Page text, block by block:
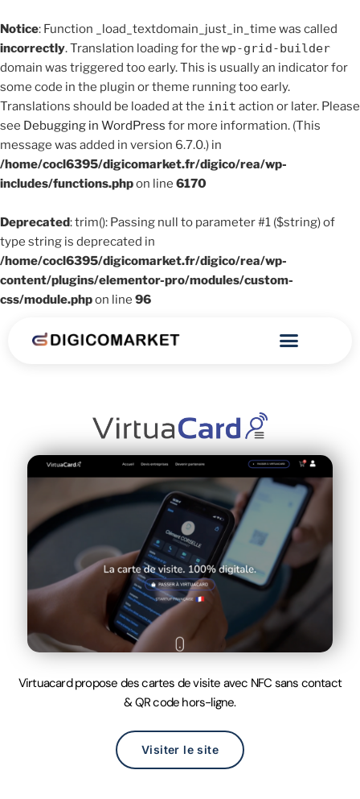
Notice: Function _load_textdomain_just_in_time was called
incorrectly. Translation loading for the wp-grid-builder
domain was triggered too early. This is usually an indicator for
some code in the plugin or theme running too early.
Translations should be loaded at the init action or later. Please
see Debugging in WordPress for more information. (This
message was added in version 6.7.0.) in
/home/cocl6395/digicomarket.fr/digico/rea/wp-
includes/functions.phpon line 6170
Deprecated: trim(): Passing null to parameter #1 ($string) of
type string is deprecated in
/home/cocl6395/digicomarket.fr/digico/rea/wp-
content/plugins/elementor-pro/modules/custom-
css/module.phpon line 96
Virtuacard propose des cartes de visite avec NFC sans contact
& QR code hors-ligne.
Visiter le site